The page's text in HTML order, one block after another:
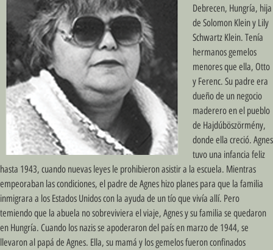
Debrecen, Hungría, hija
de Solomon Klein y Lily
Schwartz Klein. Tenía
hermanos gemelos
menores que ella, Otto
y Ferenc. Su padre era
dueño de un negocio
maderero en el pueblo
de Hajdúböszörmény,
donde ella creció. Agnes
tuvo una infancia feliz
hasta 1943, cuando nuevas leyes le prohibieron asistir a la escuela. Mientras
empeoraban las condiciones, el padre de Agnes hizo planes para que la familia
inmigrara a los Estados Unidos con la ayuda de un tío que vivía allí. Pero
temiendo que la abuela no sobreviviera el viaje, Agnes y su familia se quedaron
en Hungría. Cuando los nazis se apoderaron del país en marzo de 1944, se
llevaron al papá de Agnes. Ella, su mamá y los gemelos fueron confinados